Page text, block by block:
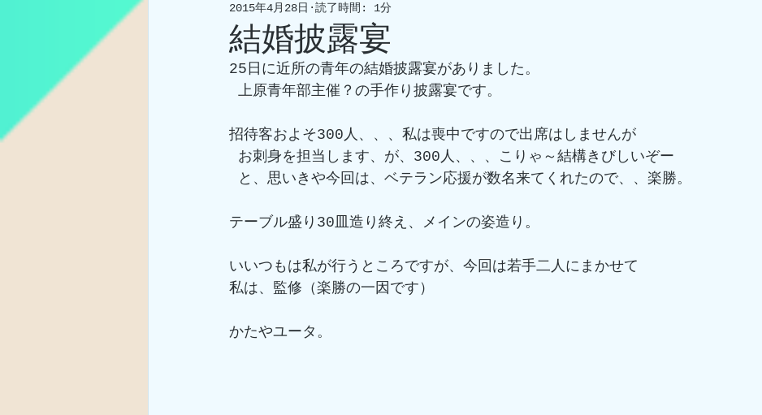
結婚披露宴
2015年4月28日 読了時間: 1分
25日に近所の青年の結婚披露宴がありました。
上原青年部主催？の手作り披露宴です。
招待客およそ300人、、、私は喪中ですので出席はしませんが
お刺身を担当します、が、300人、、、こりゃ～結構きびしいぞー
と、思いきや今回は、ベテラン応援が数名来てくれたので、、楽勝。
テーブル盛り30皿造り終え、メインの姿造り。
いいつもは私が行うところですが、今回は若手二人にまかせて
私は、監修（楽勝の一因です）
かたやユータ。